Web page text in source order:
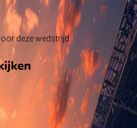
deze wedstrijd.